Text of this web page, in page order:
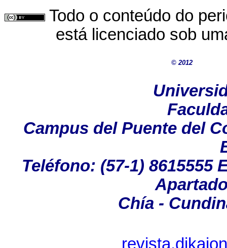
Todo o conteúdo do
está licenciado sob
© 2012
Campus del Puente del
Teléfono: (57-1) 8615555
Chía -